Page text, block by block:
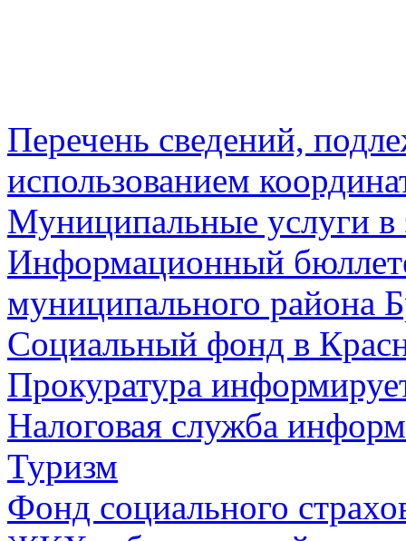
Перечень сведений,
использованием
Муниципальные услуги в
Информационный
муниципального района
Социальный фонд в
Прокуратура
Налоговая служба
Туризм
Фонд социального